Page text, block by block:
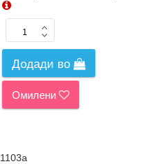
Додади во
Омилени